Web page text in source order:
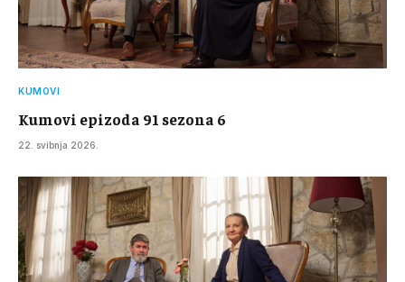
KUMOVI
Kumovi epizoda 91 sezona 6
22. svibnja 2026.